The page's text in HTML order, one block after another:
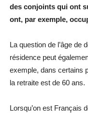
des conjoints qui ont
ont, par exemple,
La question de l’âge de
résidence peut
exemple, dans certains
la retraite est de 60 ans.
Lorsqu’on est Français